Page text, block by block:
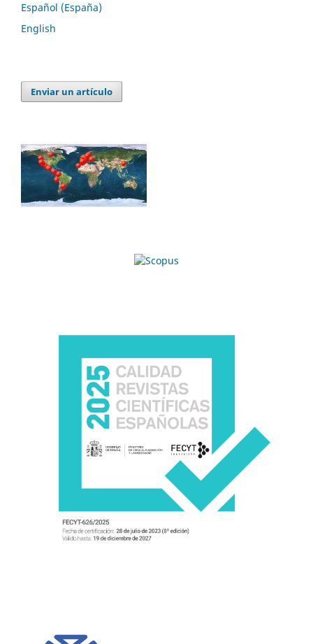
Español (España)
English
Enviar un artículo